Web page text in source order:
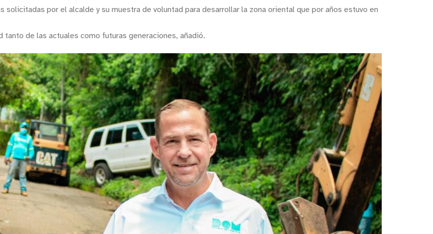
por el alcalde y su muestra de voluntad para desarrollar la zona oriental que por años estuvo en
de las actuales como futuras generaciones, añadió.